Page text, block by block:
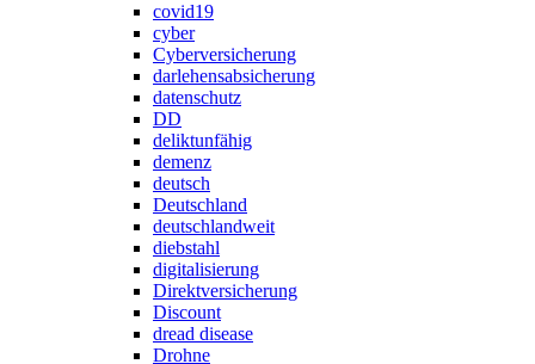
covid19
cyber
Cyberversicherung
darlehensabsicherung
datenschutz
DD
deliktunfähig
demenz
deutsch
Deutschland
deutschlandweit
diebstahl
digitalisierung
Direktversicherung
Discount
dread disease
Drohne